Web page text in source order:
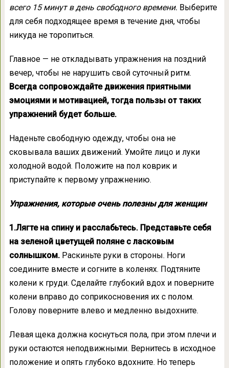
всего 15 минут в день свободного времени. Выберите
для себя подходящее время в течение дня, чтобы
никуда не торопиться.
Главное — не откладывать упражнения на поздний
вечер, чтобы не нарушить свой суточный ритм.
Всегда сопровождайте движения приятными
эмоциями и мотивацией, тогда пользы от таких
упражнений будет больше.
Наденьте свободную одежду, чтобы она не
сковывала ваших движений. Умойте лицо и луки
холодной водой. Положите на пол коврик и
приступайте к первому упражнению.
Упражнения, которые очень полезны для женщин
1.Лягте на спину и расслабьтесь. Представьте себя
на зеленой цветущей поляне с ласковым
солнышком.Раскиньте руки в стороны. Ноги
соедините вместе и согните в коленях. Подтяните
колени к груди. Сделайте глубокий вдох и поверните
колени вправо до соприкосновения их с полом.
Голову поверните влево и медленно выдохните.
Левая щека должна коснуться пола, при этом плечи и
руки остаются неподвижными. Вернитесь в исходное
положение и опять глубоко вдохните. Но теперь